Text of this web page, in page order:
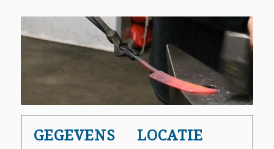
GEGEVENS LOCATIE